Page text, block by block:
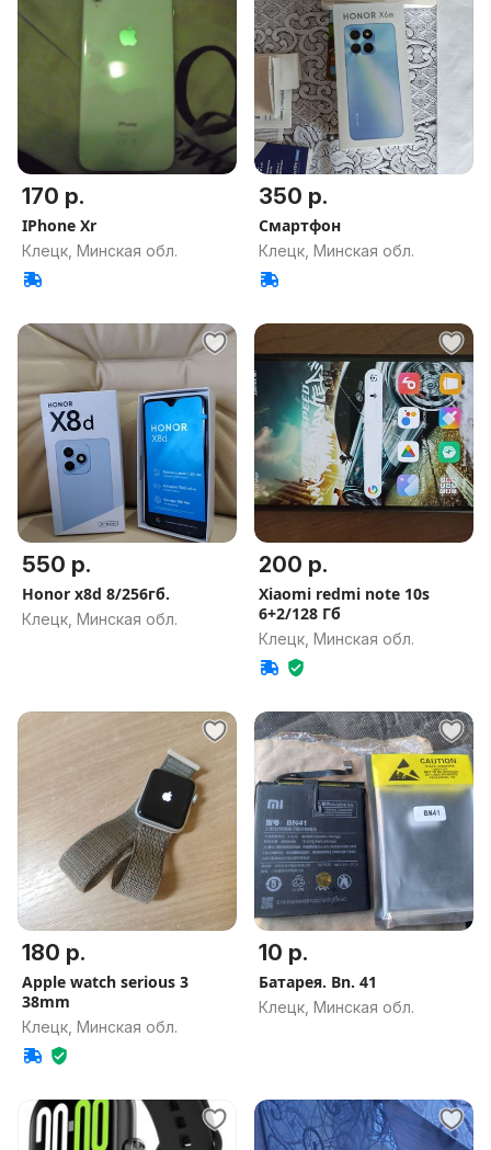
170 р.
IPhone Xr
Клецк, Минская обл.
350 р.
Смартфон
Клецк, Минская обл.
550 р.
Honor x8d 8/256гб.
Клецк, Минская обл.
200 р.
Xiaomi redmi note 10s
6+2/128 Гб
Клецк, Минская обл.
180 р.
Apple watch serious 3
38mm
Клецк, Минская обл.
10 р.
Батарея. Bn. 41
Клецк, Минская обл.